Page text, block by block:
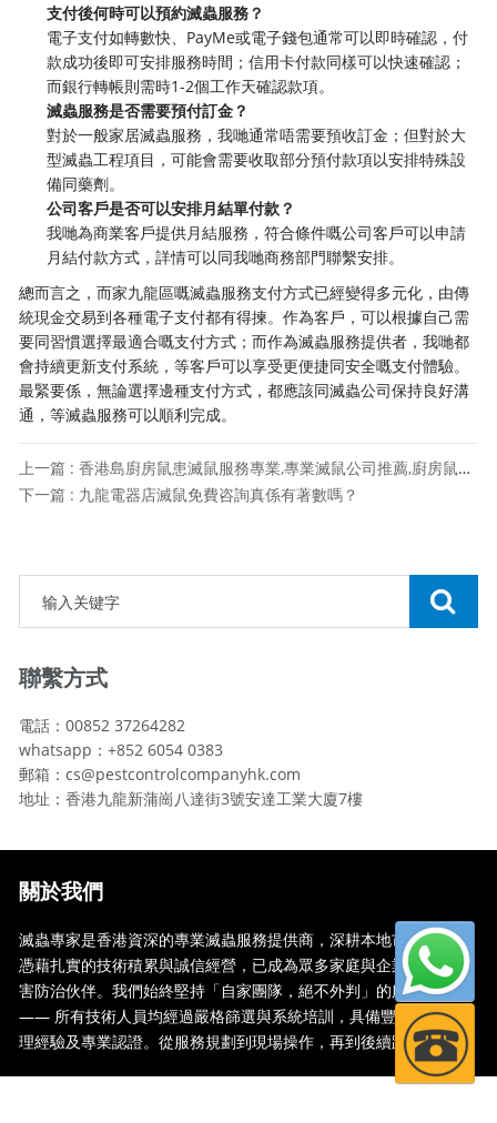
支付後何時可以預約滅蟲服務？
電子支付如轉數快、PayMe或電子錢包通常可以即時確認，付
款成功後即可安排服務時間；信用卡付款同樣可以快速確認；
而銀行轉帳則需時1-2個工作天確認款項。
滅蟲服務是否需要預付訂金？
對於一般家居滅蟲服務，我哋通常唔需要預收訂金；但對於大
型滅蟲工程項目，可能會需要收取部分預付款項以安排特殊設
備同藥劑。
公司客戶是否可以安排月結單付款？
我哋為商業客戶提供月結服務，符合條件嘅公司客戶可以申請
月結付款方式，詳情可以同我哋商務部門聯繫安排。
總而言之，而家九龍區嘅滅蟲服務支付方式已經變得多元化，由傳
統現金交易到各種電子支付都有得揀。作為客戶，可以根據自己需
要同習慣選擇最適合嘅支付方式；而作為滅蟲服務提供者，我哋都
會持續更新支付系統，等客戶可以享受更便捷同安全嘅支付體驗。
最緊要係，無論選擇邊種支付方式，都應該同滅蟲公司保持良好溝
通，等滅蟲服務可以順利完成。
上一篇 : 香港島廚房鼠患滅鼠服務專業,專業滅鼠公司推薦,廚房鼠患防治方法
下一篇 : 九龍電器店滅鼠免費咨詢真係有著數嗎？
聯繫方式
電話：00852 37264282
whatsapp：+852 6054 0383
郵箱：cs@pestcontrolcompanyhk.com
地址：香港九龍新蒲崗八達街3號安達工業大廈7樓
關於我們
滅蟲專家是香港資深的專業滅蟲服務提供商，深耕本地市場多年，
憑藉扎實的技術積累與誠信經營，已成為眾多家庭與企業信賴的蟲
害防治伙伴。我們始終堅持「自家團隊，絕不外判」的服務承諾
—— 所有技術人員均經過嚴格篩選與系統培訓，具備豐富的現場處
理經驗及專業認證。從服務規劃到現場操作，再到後續跟蹤，全...